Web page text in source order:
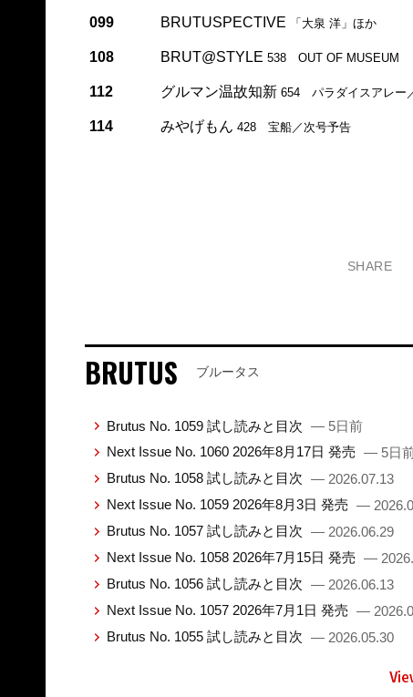
099 BRUTUSPECTIVE 「大泉 洋」ほか
108 BRUT@STYLE 538 OUT OF MUSEUM
112 グルマン温故知新 654 パラダイスアレー
114 みやげもん 428 宝船／次号予告
SHARE
BRUTUS ブルータス
Brutus No. 1059 試し読みと目次 — 5日前
Next Issue No. 1060 2026年8月17日 発売 — 5日
Brutus No. 1058 試し読みと目次 — 2026.07.13
Next Issue No. 1059 2026年8月3日 発売 —
Brutus No. 1057 試し読みと目次 — 2026.06.29
Next Issue No. 1058 2026年7月15日 発売 —
Brutus No. 1056 試し読みと目次 — 2026.06.13
Next Issue No. 1057 2026年7月1日 発売 —
Brutus No. 1055 試し読みと目次 — 2026.05.30